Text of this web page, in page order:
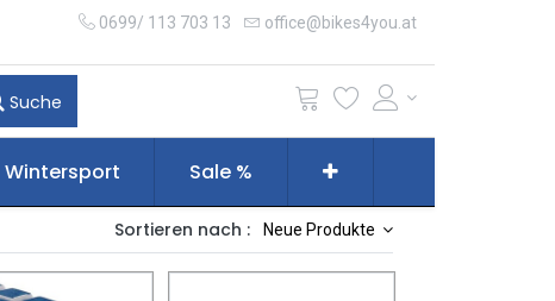
0699/ 113 703 13 office@bikes4you.at
Suche
Wintersport Sale %
Sortieren nach : Neue Produkte